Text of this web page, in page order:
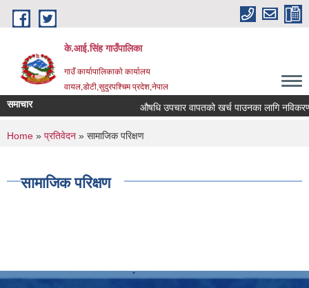
Skip to main content
के.आई.सिंह गाउँपालिका
गाउँ कार्यापालिकाकाे कार्यालय
वायल,डोटी,सुदुरपश्चिम प्रदेश,नेपाल
समाचार औषधि उपचार वापतको खर्च पाउनका लागि नविकरण
You are here
Home » प्रतिवेदन » सामाजिक परिक्षण
सामाजिक परिक्षण